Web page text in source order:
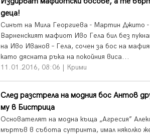
деца!
Синът на Мила Георгиева - Мартин Джито
Варненският мафиот Иво Гела бил без
на Иво Иванов – Гела, сочен за бос на
като дясната ръка на покойния виса...
11.01.2016, 08:06 | Крими
След разстрела на модния бос Антов
му в Бистрица
Основателят на модна къща „Агресия”
мъртъв в събота сутринта, имал няколко